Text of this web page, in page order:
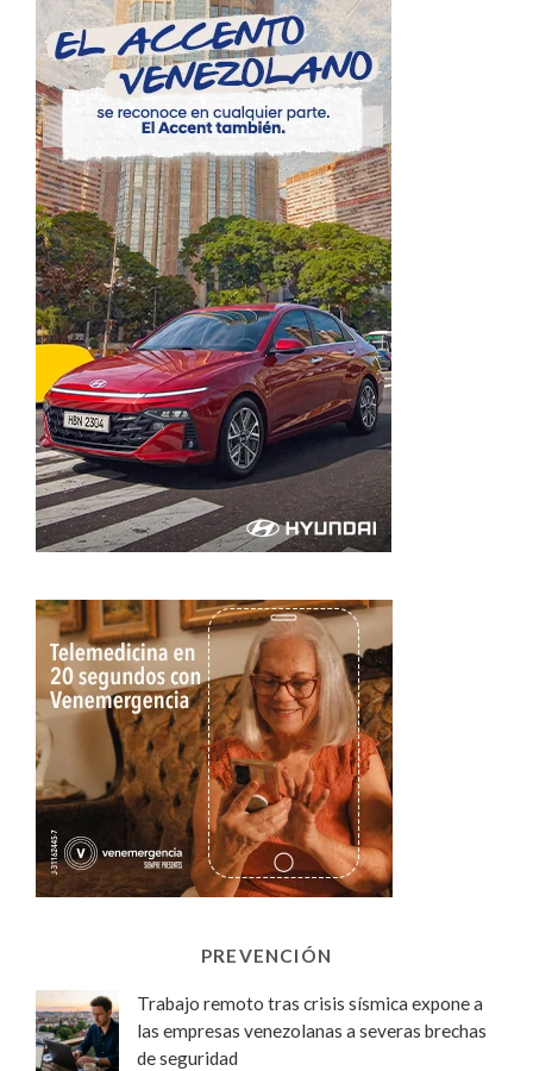
PREVENCIÓN
Trabajo remoto tras crisis sísmica expone a
las empresas venezolanas a severas brechas
de seguridad